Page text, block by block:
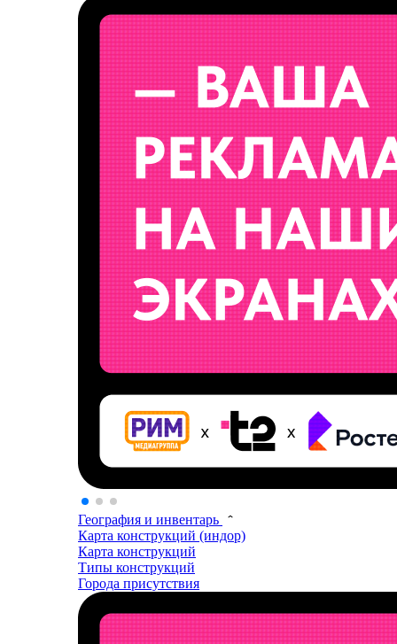
География и инвентарь
Карта конструкций (индор)
Карта конструкций
Типы конструкций
Города присутствия